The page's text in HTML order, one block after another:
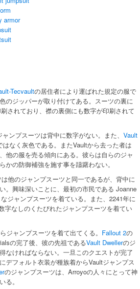
armor
Tecvaultの居住者により運ばれた規定の服で
のジッパーが取り付けてある。スーツの裏に
されており、襟の裏側にも数字が印刷されて
ンプスーツは背中に数字がない。また、 Vault
なく灰色である。またVaultから去った者は
他の服を売る傾向にある。彼らは自らのジャ
かの防御補強を施す事を躊躇わない。
他のジャンプスーツと同一であるが、背中に
。興味深いことに、最初の市民である Joanne
ジャンプスーツを着ている。また、2241年に
字なしのくたびれたジャンプスーツを着てい
ジャンプスーツを着て出てくる。 Fallout 2の
の完了後、彼の先祖であるVault Dwellerのジ
なければならない。一旦このクエストが完了
デフォルト衣装が種族着からVaultジャンプス
のジャンプスーツは、Arroyoの人々にとって神
る。